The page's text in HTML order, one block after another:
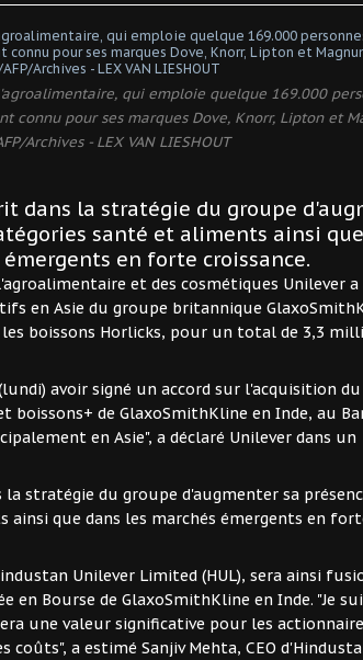
qui emploie quelque 169.000
connu pour ses marques Dove, Knorr, Lipton et
Archives - LEX VAN LIESHOUT
dans la stratégie du groupe
santé et aliments ainsi
émergents en forte croissance.
et des cosmétiques Unilever a
en Asie du groupe britannique
boissons Horlicks, pour un total de 3,3
avoir signé un accord sur l'acquisition du
de GlaxoSmithKline en Inde, au
en Asie", a déclaré Unilever dans un
stratégie du groupe d'augmenter sa
ainsi que dans les marchés émergents en
Unilever Limited (HUL), sera ainsi
en Bourse de GlaxoSmithKline en Inde. "Je
une valeur significative pour les
coûts", a estimé Sanjiv Mehta, CEO